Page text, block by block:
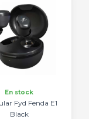
En stock
Fyd Fenda E1
Black